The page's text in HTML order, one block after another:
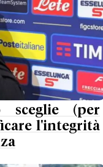
sceglie (per
l'integrità